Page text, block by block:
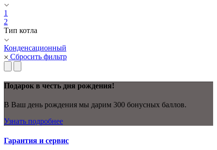
1
2
Тип котла
Конденсационный
Сбросить фильтр
Подарок в честь дня рождения!
В Ваш день рождения мы дарим 300 бонусных баллов.
Узнать подробнее
Гарантия и сервис